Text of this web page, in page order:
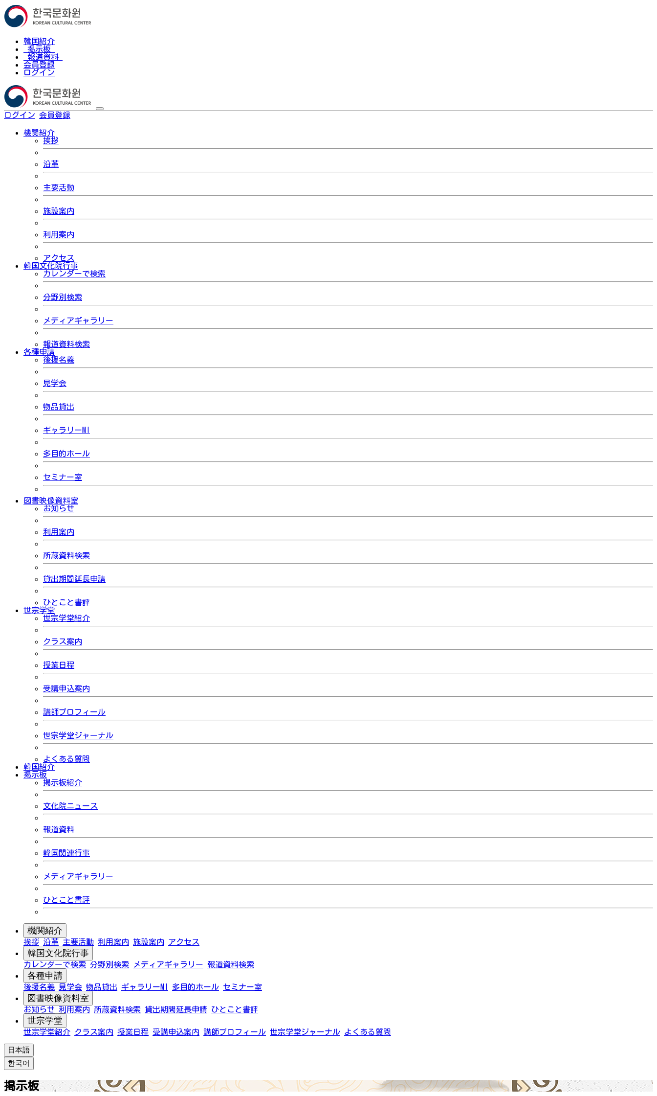
韓国紹介
掲示板
報道資料
会員登録
ログイン
ログイン 会員登録
機関紹介
挨拶
沿革
主要活動
施設案内
利用案内
アクセス
韓国文化院行事
カレンダーで検索
分野別検索
メディアギャラリー
報道資料検索
各種申請
後援名義
見学会
物品貸出
ギャラリーMI
多目的ホール
セミナー室
図書映像資料室
お知らせ
利用案内
所蔵資料検索
貸出期間延長申請
ひとこと書評
世宗学堂
世宗学堂紹介
クラス案内
授業日程
受講申込案内
講師プロフィール
世宗学堂ジャーナル
よくある質問
韓国紹介
掲示板
掲示板紹介
文化院ニュース
報道資料
韓国関連行事
メディアギャラリー
ひとこと書評
機関紹介
挨拶 沿革 主要活動 利用案内 施設案内 アクセス
韓国文化院行事
カレンダーで検索 分野別検索 メディアギャラリー 報道資料検索
各種申請
後援名義 見学会 物品貸出 ギャラリーMI 多目的ホール セミナー室
図書映像資料室
お知らせ 利用案内 所蔵資料検索 貸出期間延長申請 ひとこと書評
世宗学堂
世宗学堂紹介 クラス案内 授業日程 受講申込案内 講師プロフィール 世宗学堂ジャーナル よくある質問
日本語
한국어
掲示板